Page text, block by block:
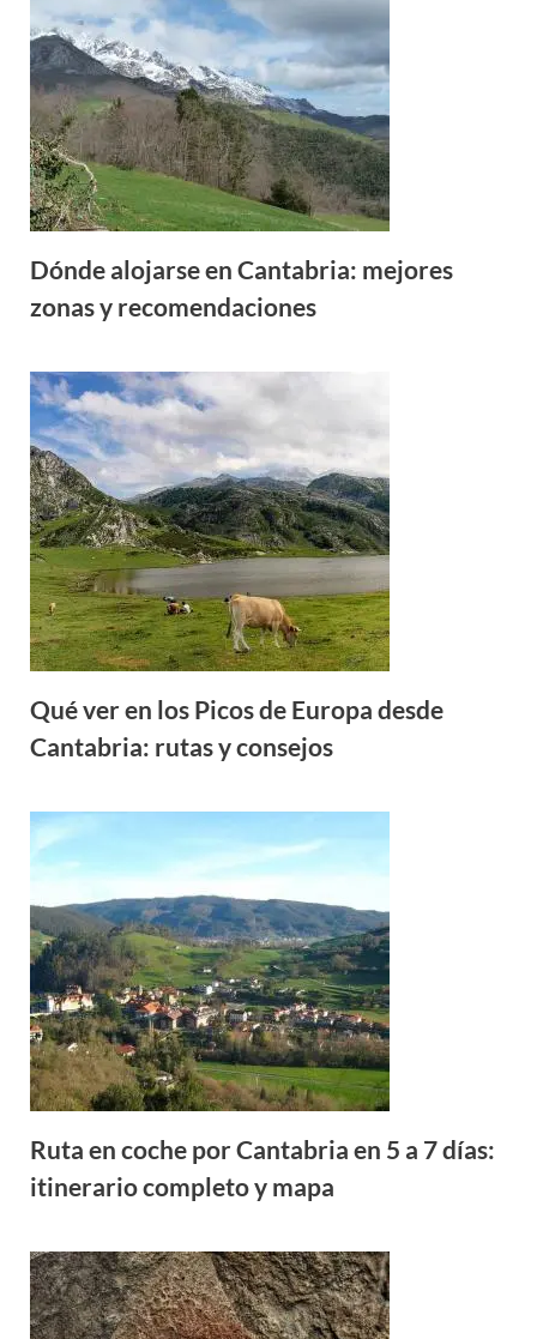
Dónde alojarse en Cantabria: mejores
zonas y recomendaciones
Qué ver en los Picos de Europa desde
Cantabria: rutas y consejos
Ruta en coche por Cantabria en 5 a 7 días:
itinerario completo y mapa